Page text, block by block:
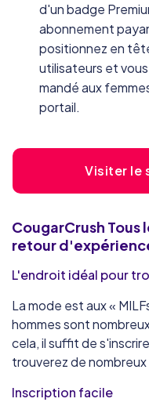
d'un badge
abonnement
positionnez en
utilisateurs et
mandé aux
portail.
Visiter le
CougarCrush Tous
retour
L'endroit idéal pour
La mode est aux «
hommes sont
cela, il suffit de
trouverez de
Inscription facile